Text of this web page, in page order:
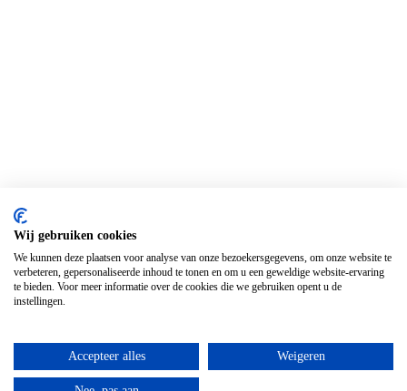
Wij gebruiken cookies
We kunnen deze plaatsen voor analyse van onze bezoekersgegevens, om onze website te
verbeteren, gepersonaliseerde inhoud te tonen en om u een geweldige website-ervaring
te bieden. Voor meer informatie over de cookies die we gebruiken opent u de
instellingen.
Accepteer alles Weigeren